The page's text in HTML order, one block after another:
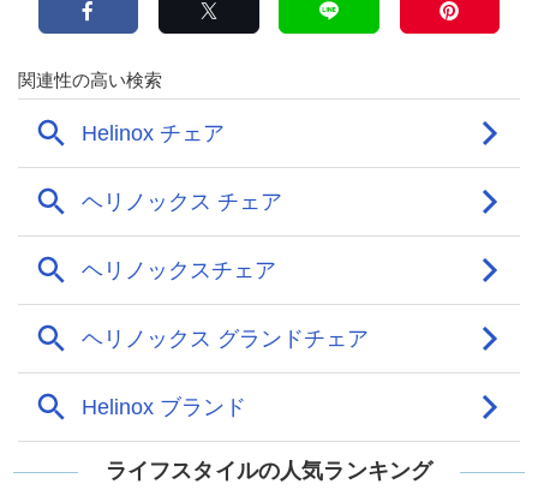
ライフスタイルの人気ランキング